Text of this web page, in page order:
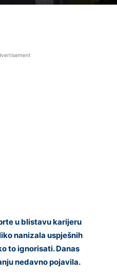
u blistavu karijeru
nanizala uspješnih
to ignorisati. Danas
nedavno pojavila.